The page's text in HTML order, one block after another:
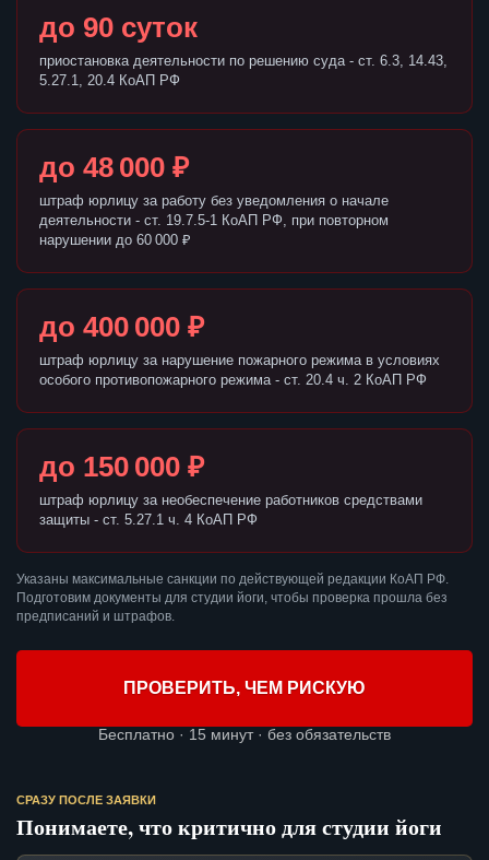
до 90 суток
приостановка деятельности по решению суда - ст. 6.3, 14.43,
5.27.1, 20.4 КоАП РФ
до 48 000 ₽
штраф юрлицу за работу без уведомления о начале
деятельности - ст. 19.7.5-1 КоАП РФ, при повторном
нарушении до 60 000 ₽
до 400 000 ₽
штраф юрлицу за нарушение пожарного режима в условиях
особого противопожарного режима - ст. 20.4 ч. 2 КоАП РФ
до 150 000 ₽
штраф юрлицу за необеспечение работников средствами
защиты - ст. 5.27.1 ч. 4 КоАП РФ
Указаны максимальные санкции по действующей редакции КоАП РФ.
Подготовим документы для студии йоги, чтобы проверка прошла без
предписаний и штрафов.
ПРОВЕРИТЬ, ЧЕМ РИСКУЮ
Бесплатно · 15 минут · без обязательств
СРАЗУ ПОСЛЕ ЗАЯВКИ
Понимаете, что критично для студии йоги